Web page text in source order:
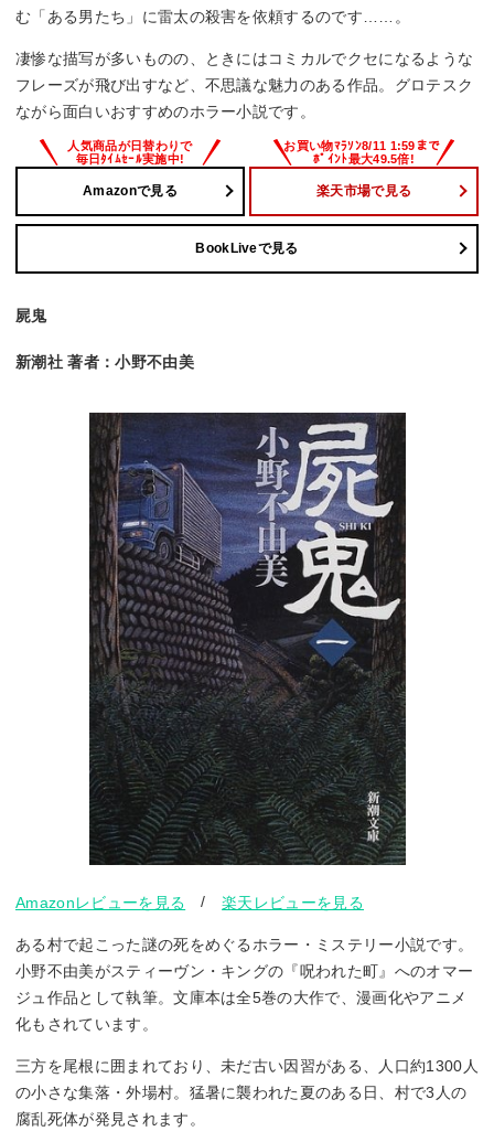
む「ある男たち」に雷太の殺害を依頼するのです……。
凄惨な描写が多いものの、ときにはコミカルでクセになるような
フレーズが飛び出すなど、不思議な魅力のある作品。グロテスク
ながら面白いおすすめのホラー小説です。
Amazonで見る 楽天市場で見る
BookLiveで見る
屍鬼
新潮社 著者：小野不由美
Amazonレビューを見る /楽天レビューを見る
ある村で起こった謎の死をめぐるホラー・ミステリー小説です。
小野不由美がスティーヴン・キングの『呪われた町』へのオマー
ジュ作品として執筆。文庫本は全5巻の大作で、漫画化やアニメ
化もされています。
三方を尾根に囲まれており、未だ古い因習がある、人口約1300人
の小さな集落・外場村。猛暑に襲われた夏のある日、村で3人の
腐乱死体が発見されます。